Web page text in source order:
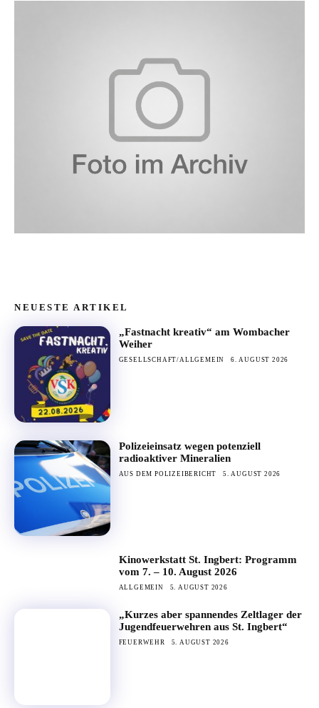
NEUESTE ARTIKEL
„Fastnacht kreativ“ am Wombacher
Weiher
GESELLSCHAFT/ALLGEMEIN 6. AUGUST 2026
Polizeieinsatz wegen potenziell
radioaktiver Mineralien
AUS DEM POLIZEIBERICHT 5. AUGUST 2026
Kinowerkstatt St. Ingbert: Programm
vom 7. – 10. August 2026
ALLGEMEIN 5. AUGUST 2026
„Kurzes aber spannendes Zeltlager der
Jugendfeuerwehren aus St. Ingbert“
FEUERWEHR 5. AUGUST 2026